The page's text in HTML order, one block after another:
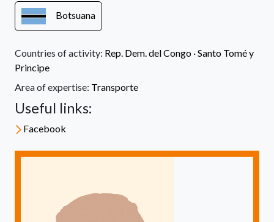
Botsuana
Countries of activity: Rep. Dem. del Congo ·Santo Tomé y
Principe
Area of expertise: Transporte
Useful links:
Facebook